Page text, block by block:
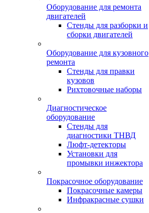
Оборудование для ремонта
двигателей
Стенды для разборки и
сборки двигателей
Оборудование для кузовного
ремонта
Стенды для правки
кузовов
Рихтовочные наборы
Диагностическое
оборудование
Стенды для
диагностики ТНВД
Люфт-детекторы
Установки для
промывки инжектора
Покрасочное оборудование
Покрасочные камеры
Инфракрасные сушки